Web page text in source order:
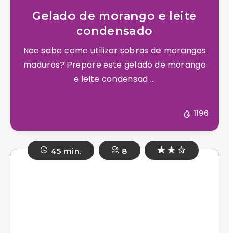
Gelado de morango e leite
condensado
Não sabe como utilizar sobras de morangos
maduros? Prepare este gelado de morango
e leite condensad ...
1196
45 min. 8